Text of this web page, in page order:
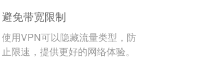
避免带宽限制
使用VPN可以隐藏流量类型，防
止限速，提供更好的网络体验。